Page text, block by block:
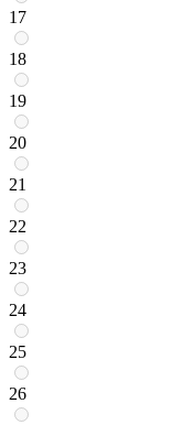
17
18
19
20
21
22
23
24
25
26